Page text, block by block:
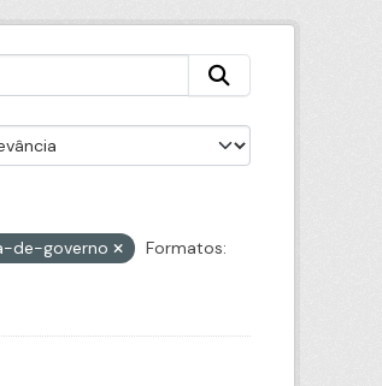
de-governo
Formatos: